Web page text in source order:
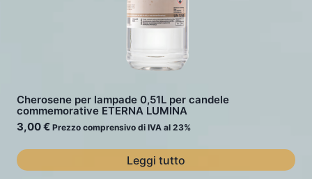
Cherosene per lampade 0,51L per candele
commemorative ETERNA LUMINA
3,00€ Prezzo comprensivo di IVA al 23%
Leggi tutto